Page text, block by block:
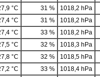
°C 31 %
1018,2 hPa
°C 31 %
1018,2 hPa
°C 33 %
1018,2 hPa
°C 32 %
1018,3 hPa
°C 32 %
1018,5 hPa
°C 33 %
1018,4 hPa